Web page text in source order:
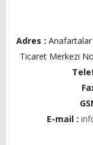
Adres :
Ticaret Merkezi
E-mail :